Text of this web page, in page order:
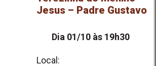
Jesus – Padre Gustavo
Dia 01/10 às 19h30
Local: